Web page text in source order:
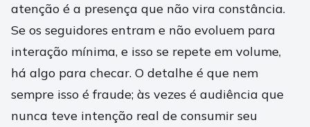
atenção é a presença que não vira constância.
Se os seguidores entram e não evoluem para
interação mínima, e isso se repete em volume,
há algo para checar. O detalhe é que nem
sempre isso é fraude; às vezes é audiência que
nunca teve intenção real de consumir seu